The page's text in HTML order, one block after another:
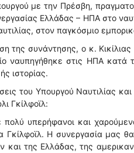
με την Πρέσβη,
Ελλάδας – ΗΠΑ στο
στον παγκόσμιο
της συνάντησης, ο κ.
ναυπηγήθηκε στις ΗΠΑ κατά
ιστορίας.
του Υπουργού Ναυτιλίας
Γκίλφοϊλ:
πολύ υπερήφανοι και
Γκίλφοϊλ. Η συνεργασία μας
και της Ελλάδας, της